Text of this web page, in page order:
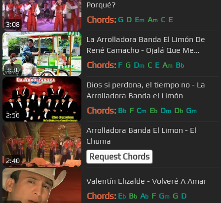
3:08
Porqué?
Chords: G D Em Am C E
3:30
La Arrolladora Banda El Limón De
René Camacho - Ojalá Que Me
Olvides
Chords: F G Dm C E Am Bb
2:56
Dios si perdona, el tiempo no - La
Arrolladora Banda el Limón
Chords: Bb F Cm Eb Dm Db Gm
2:40
Arrolladora Banda El Limon - El
Chuma
Request Chords
Valentín Elizalde - Volveré A Amar
Chords: Eb Bb Ab F Gm G D